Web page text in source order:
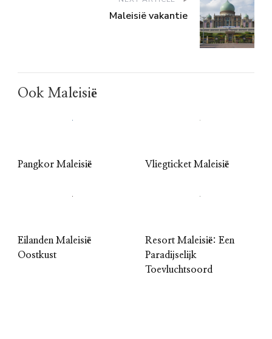
Maleisië vakantie
Ook Maleisië
Pangkor Maleisië Vliegticket Maleisië
Eilanden Maleisië
Oostkust
Resort Maleisië: Een
Paradijselijk
Toevluchtsoord